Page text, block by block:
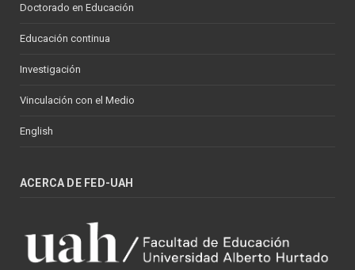
Doctorado en Educación
Educación continua
Investigación
Vinculación con el Medio
English
ACERCA DE FED-UAH